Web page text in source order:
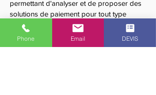
permettant d'analyser et de proposer des
solutions de paiement pour tout type
d'activité et de commerce. Nous sommes
constamment à la recherche des
meilleures solutions sur le marché et
Phone Email DEVIS